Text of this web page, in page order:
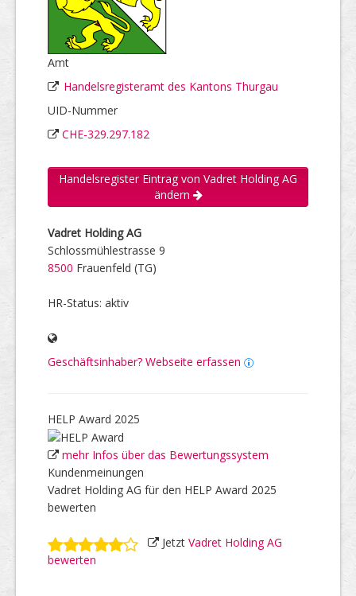
Amt
Handelsregisteramt des Kantons Thurgau
UID-Nummer
CHE-329.297.182
Handelsregister Eintrag von Vadret Holding AG
ändern
Vadret Holding AG
Schlossmühlestrasse 9
8500 Frauenfeld (TG)
HR-Status: aktiv
Geschäftsinhaber? Webseite erfassen
HELP Award 2025
mehr Infos über das Bewertungssystem
Kundenmeinungen
Vadret Holding AG für den HELP Award 2025
bewerten
Jetzt Vadret Holding AG
bewerten